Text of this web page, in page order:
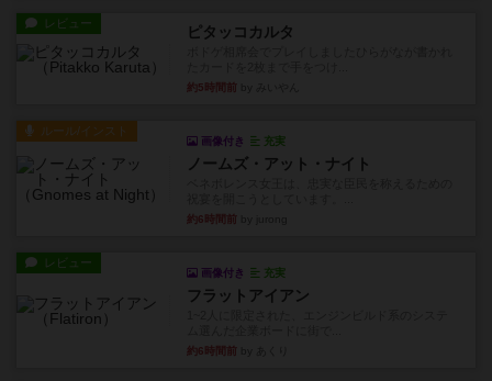
レビュー ピタッコカルタ
約5時間前
ルール/インスト
画像付き 充実
ノームズ・アット・ナイト
約6時間前
レビュー
画像付き 充実
フラットアイアン
約6時間前